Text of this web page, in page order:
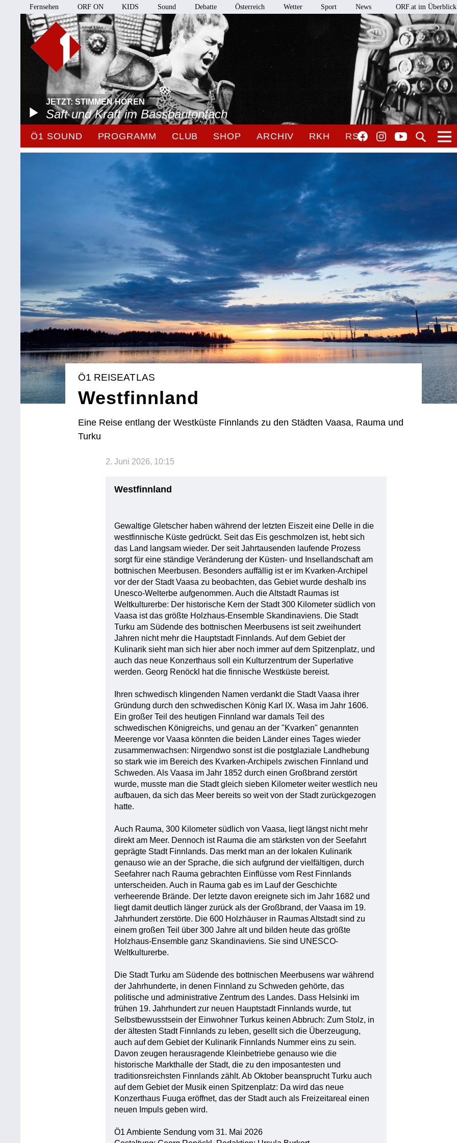
Fernsehen ORF ON KIDS Sound Debatte Österreich Wetter Sport News ORF.at im Überblick
JETZT: STIMMEN HÖREN
Saft und Kraft im Bassbaritonfach
Ö1 SOUND PROGRAMM CLUB SHOP ARCHIV RKH RSO
Ö1 REISEATLAS
Westfinnland
Eine Reise entlang der Westküste Finnlands zu den Städten Vaasa, Rauma und
Turku
2. Juni 2026, 10:15
Westfinnland
Gewaltige Gletscher haben während der letzten Eiszeit eine Delle in die
westfinnische Küste gedrückt. Seit das Eis geschmolzen ist, hebt sich
das Land langsam wieder. Der seit Jahrtausenden laufende Prozess
sorgt für eine ständige Veränderung der Küsten- und Insellandschaft am
bottnischen Meerbusen. Besonders auffällig ist er im Kvarken-Archipel
vor der der Stadt Vaasa zu beobachten, das Gebiet wurde deshalb ins
Unesco-Welterbe aufgenommen. Auch die Altstadt Raumas ist
Weltkulturerbe: Der historische Kern der Stadt 300 Kilometer südlich von
Vaasa ist das größte Holzhaus-Ensemble Skandinaviens. Die Stadt
Turku am Südende des bottnischen Meerbusens ist seit zweihundert
Jahren nicht mehr die Hauptstadt Finnlands. Auf dem Gebiet der
Kulinarik sieht man sich hier aber noch immer auf dem Spitzenplatz, und
auch das neue Konzerthaus soll ein Kulturzentrum der Superlative
werden. Georg Renöckl hat die finnische Westküste bereist.
Ihren schwedisch klingenden Namen verdankt die Stadt Vaasa ihrer
Gründung durch den schwedischen König Karl IX. Wasa im Jahr 1606.
Ein großer Teil des heutigen Finnland war damals Teil des
schwedischen Königreichs, und genau an der "Kvarken" genannten
Meerenge vor Vaasa könnten die beiden Länder eines Tages wieder
zusammenwachsen: Nirgendwo sonst ist die postglaziale Landhebung
so stark wie im Bereich des Kvarken-Archipels zwischen Finnland und
Schweden. Als Vaasa im Jahr 1852 durch einen Großbrand zerstört
wurde, musste man die Stadt gleich sieben Kilometer weiter westlich neu
aufbauen, da sich das Meer bereits so weit von der Stadt zurückgezogen
hatte.
Auch Rauma, 300 Kilometer südlich von Vaasa, liegt längst nicht mehr
direkt am Meer. Dennoch ist Rauma die am stärksten von der Seefahrt
geprägte Stadt Finnlands. Das merkt man an der lokalen Kulinarik
genauso wie an der Sprache, die sich aufgrund der vielfältigen, durch
Seefahrer nach Rauma gebrachten Einflüsse vom Rest Finnlands
unterscheiden. Auch in Rauma gab es im Lauf der Geschichte
verheerende Brände. Der letzte davon ereignete sich im Jahr 1682 und
liegt damit deutlich länger zurück als der Großbrand, der Vaasa im 19.
Jahrhundert zerstörte. Die 600 Holzhäuser in Raumas Altstadt sind zu
einem großen Teil über 300 Jahre alt und bilden heute das größte
Holzhaus-Ensemble ganz Skandinaviens. Sie sind UNESCO-
Weltkulturerbe.
Die Stadt Turku am Südende des bottnischen Meerbusens war während
der Jahrhunderte, in denen Finnland zu Schweden gehörte, das
politische und administrative Zentrum des Landes. Dass Helsinki im
frühen 19. Jahrhundert zur neuen Hauptstadt Finnlands wurde, tut
Selbstbewusstsein der Einwohner Turkus keinen Abbruch: Zum Stolz, in
der ältesten Stadt Finnlands zu leben, gesellt sich die Überzeugung,
auch auf dem Gebiet der Kulinarik Finnlands Nummer eins zu sein.
Davon zeugen herausragende Kleinbetriebe genauso wie die
historische Markthalle der Stadt, die zu den imposantesten und
traditionsreichsten Finnlands zählt. Ab Oktober beansprucht Turku auch
auf dem Gebiet der Musik einen Spitzenplatz: Da wird das neue
Konzerthaus Fuuga eröffnet, das der Stadt auch als Freizeitareal einen
neuen Impuls geben wird.
Ö1 Ambiente Sendung vom 31. Mai 2026